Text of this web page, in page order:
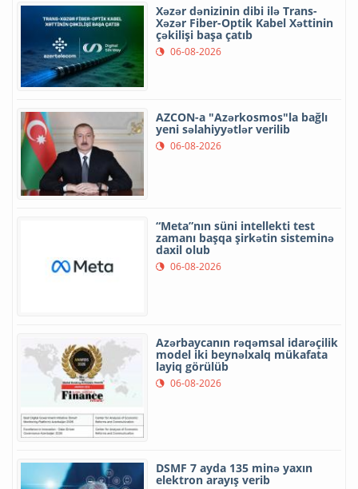
Xəzər dənizinin dibi ilə Trans-
Xəzər Fiber-Optik Kabel Xəttinin
çəkilişi başa çatıb
06-08-2026
AZCON-a "Azərkosmos"la bağlı
yeni səlahiyyətlər verilib
06-08-2026
“Meta”nın süni intellekti test
zamanı başqa şirkətin sisteminə
daxil olub
06-08-2026
Azərbaycanın rəqəmsal idarəçilik
model iki beynəlxalq mükafata
layiq görülüb
06-08-2026
DSMF 7 ayda 135 minə yaxın
elektron arayış verib